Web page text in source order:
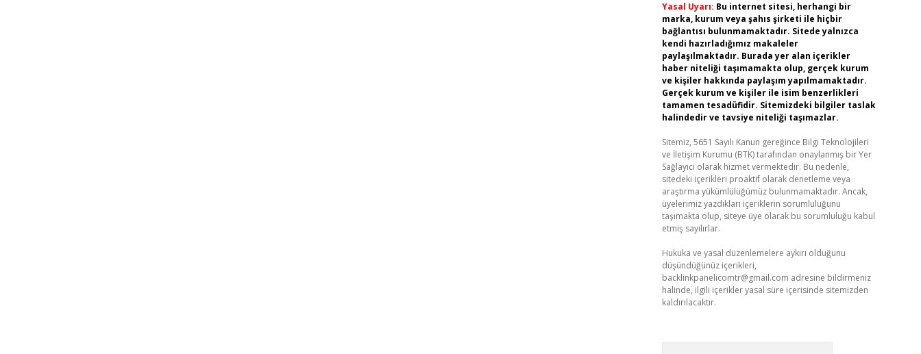
Yasal Uyarı: Bu internet sitesi, herhangi bir
marka, kurum veya şahıs şirketi ile hiçbir
bağlantısı bulunmamaktadır. Sitede yalnızca
kendi hazırladığımız makaleler
paylaşılmaktadır. Burada yer alan içerikler
haber niteliği taşımamakta olup, gerçek kurum
ve kişiler hakkında paylaşım yapılmamaktadır.
Gerçek kurum ve kişiler ile isim benzerlikleri
tamamen tesadüfidir. Sitemizdeki bilgiler taslak
halindedir ve tavsiye niteliği taşımazlar.
Sitemiz, 5651 Sayılı Kanun gereğince Bilgi Teknolojileri
ve İletişim Kurumu (BTK) tarafından onaylanmış bir Yer
Sağlayıcı olarak hizmet vermektedir. Bu nedenle,
sitedeki içerikleri proaktif olarak denetleme veya
araştırma yükümlülüğümüz bulunmamaktadır. Ancak,
üyelerimiz yazdıkları içeriklerin sorumluluğunu
taşımakta olup, siteye üye olarak bu sorumluluğu kabul
etmiş sayılırlar.
Hukuka ve yasal düzenlemelere aykırı olduğunu
düşündüğünüz içerikleri,
backlinkpanelicomtr@gmail.com adresine bildirmeniz
halinde, ilgili içerikler yasal süre içerisinde sitemizden
kaldırılacaktır.